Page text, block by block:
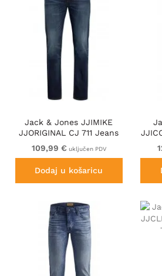
Jack & Jones JJIMIKE
JJORIGINAL CJ 711 Jeans
Dark Blue
109,99 € uključen PDV
Dodaj u košaricu